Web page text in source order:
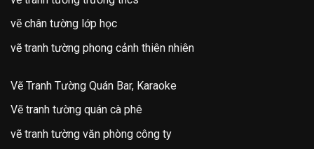
vẽ chân tường lớp học
vẽ tranh tường phong cảnh thiên nhiên
Vẽ Tranh Tường Quán Bar, Karaoke
Vẽ tranh tường quán cà phê
vẽ tranh tường văn phòng công ty